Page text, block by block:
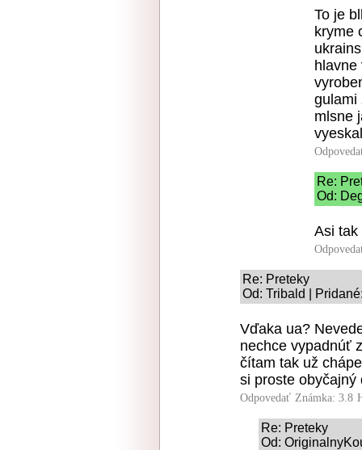
To je
kryme
gulami
mlsne
Re:
Od:
Asi tak
Re: Preteky
Od: Tribald |
Vďaka ua?
nechce vypadnúť
čítam tak už
si proste obyčajný
Odpovedať Známka: 3.8
Re: Preteky
Od: